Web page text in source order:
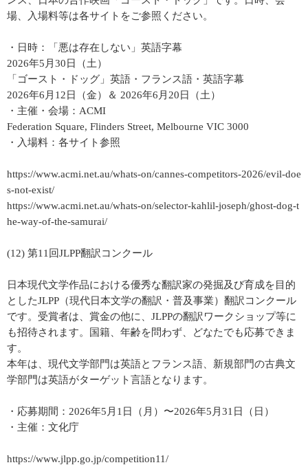
場、入場料等は各サイトをご参照ください。
・日時：「悪は存在しない」英語字幕
2026年5月30日（土）
「ゴースト・ドッグ」英語・フランス語・英語字幕
2026年6月12日（金）＆ 2026年6月20日（土）
・主催・会場：ACMI
Federation Square, Flinders Street, Melbourne VIC 3000
・入場料：各サイト参照
https://www.acmi.net.au/whats-on/cannes-competitors-2026/evil-doe
s-not-exist/
https://www.acmi.net.au/whats-on/selector-kahlil-joseph/ghost-dog-t
he-way-of-the-samurai/
(12) 第11回JLPP翻訳コンクール
日本現代文学作品における優秀な翻訳家の発掘及び育成を目的
としたJLPP（現代日本文学の翻訳・普及事業）翻訳コンクール
です。受賞者は、賞金の他に、JLPPの翻訳ワークショップ等に
も招待されます。国籍、年齢を問わず、どなたでも応募できま
す。
本年は、現代文学部門は英語とフランス語、新規部門の古典文
学部門は英語がターゲット言語となります。
・応募期間：2026年5月1日（月）〜2026年5月31日（日）
・主催：文化庁
https://www.jlpp.go.jp/competition11/